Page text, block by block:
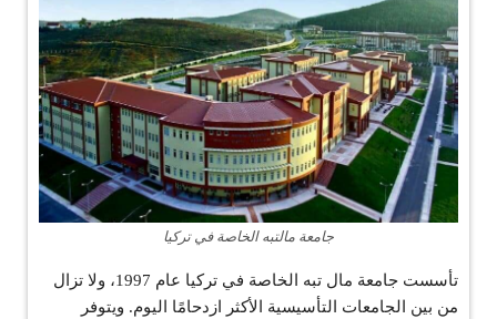
جامعة مالتبه الخاصة في تركيا
تأسست جامعة مال تبه الخاصة في تركيا عام 1997، ولا تزال
من بين الجامعات التأسيسية الأكثر ازدحامًا اليوم. ويتوفر